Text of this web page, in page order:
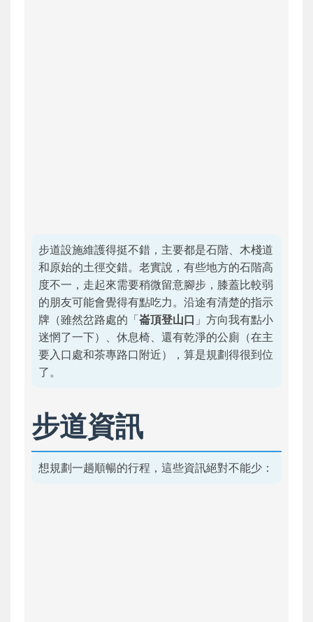
步道設施維護得挺不錯，主要都是石階、木棧道
和原始的土徑交錯。老實說，有些地方的石階高
度不一，走起來需要稍微留意腳步，膝蓋比較弱
的朋友可能會覺得有點吃力。沿途有清楚的指示
牌（雖然岔路處的「崙頂登山口 」方向我有點小
迷惘了一下）、休息椅、還有乾淨的公廁（在主
要入口處和茶專路口附近），算是規劃得很到位
了。
步道資訊
想規劃一趟順暢的行程，這些資訊絕對不能少：